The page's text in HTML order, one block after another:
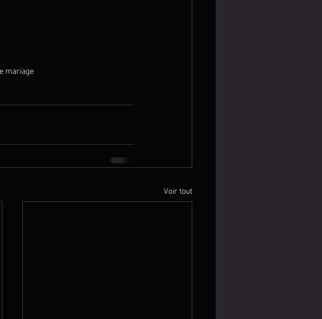
mariage
Voir tout